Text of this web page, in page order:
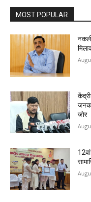
MOST POPULAR
जोर